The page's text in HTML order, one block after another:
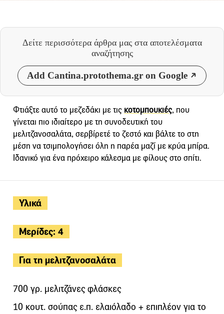
Δείτε περισσότερα άρθρα μας στα αποτελέσματα
αναζήτησης
Add Cantina.protothema.gr on Google
Υλικά
Μερίδες: 4
Για τη μελιτζανοσαλάτα
700 γρ. µελιτζάνες φλάσκες
10 κουτ. σούπας ε.π. ελαιόλαδο + επιπλέον για το
Φτιάξτε αυτό το μεζεδάκι με τις κοτομπουκιές, που
γίνεται πιο ιδιαίτερο με τη συνοδευτική του
μελιτζανοσαλάτα, σερβίρετέ το ζεστό και βάλτε το στη
μέση να τσιμπολογήσει όλη η παρέα μαζί με κρύα μπίρα.
Ιδανικό για ένα πρόχειρο κάλεσμα με φίλους στο σπίτι.